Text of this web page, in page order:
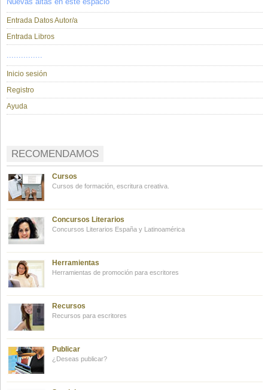
Entrada Datos Autor/a
Entrada Libros
...............
Inicio sesión
Registro
Ayuda
RECOMENDAMOS
Cursos
Cursos de formación, escritura creativa.
Concursos Literarios
Concursos Literarios España y Latinoamérica
Herramientas
Herramientas de promoción para escritores
Recursos
Recursos para escritores
Publicar
¿Deseas publicar?